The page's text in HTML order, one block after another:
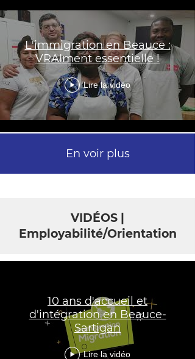
L'immigration en Beauce :
VRAIment essentielle !
Lire la vidéo
En voir plus
VIDÉOS |
Employabilité/Orientation
10 ans d'accueil et
d'intégration en Beauce-
Sartigan
Lire la vidéo